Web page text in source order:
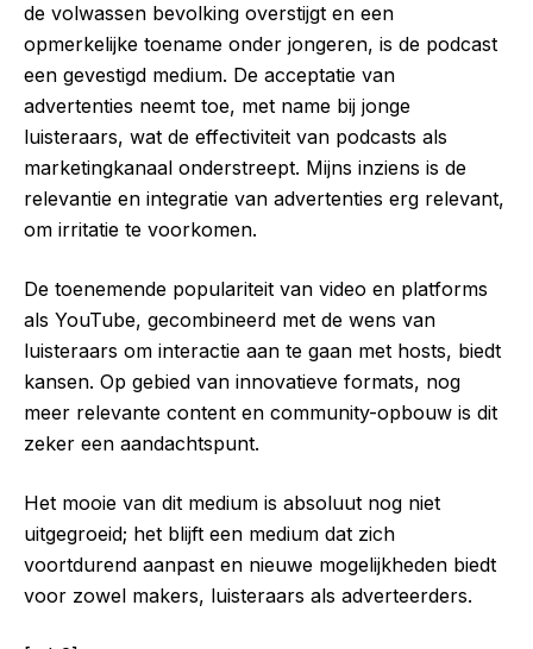
de volwassen bevolking overstijgt en een
opmerkelijke toename onder jongeren, is de podcast
een gevestigd medium. De acceptatie van
advertenties neemt toe, met name bij jonge
luisteraars, wat de effectiviteit van podcasts als
marketingkanaal onderstreept. Mijns inziens is de
relevantie en integratie van advertenties erg relevant,
om irritatie te voorkomen.
De toenemende populariteit van video en platforms
als YouTube, gecombineerd met de wens van
luisteraars om interactie aan te gaan met hosts, biedt
kansen. Op gebied van innovatieve formats, nog
meer relevante content en community-opbouw is dit
zeker een aandachtspunt.
Het mooie van dit medium is absoluut nog niet
uitgegroeid; het blijft een medium dat zich
voortdurend aanpast en nieuwe mogelijkheden biedt
voor zowel makers, luisteraars als adverteerders.